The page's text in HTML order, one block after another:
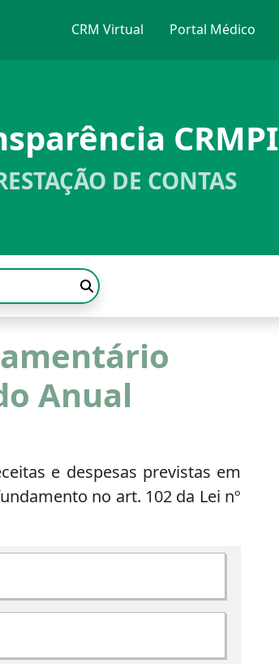
CRM Virtual Portal Médico
CRMPI
DE CONTAS
Anual
e despesas previstas em
no art. 102 da Lei nº